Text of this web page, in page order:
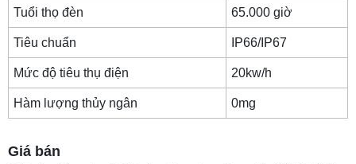
Tuổi thọ đèn 65.000 giờ
Tiêu chuẩn IP66/IP67
Mức độ tiêu thụ điện 20kw/h
Hàm lượng thủy ngân 0mg
Giá bán